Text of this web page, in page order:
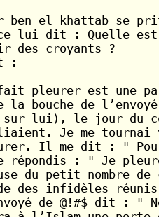
ben el khattab se
lui dit : Quelle est
des croyants ?
:
fait pleurer est une
la bouche de
lui), le jour du
Je me
Il me dit : "
répondis : " Je
du petit nombre de
des infidèles
de @!#$ dit : "